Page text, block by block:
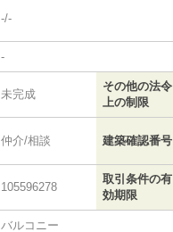
-/-
-
未完成
その他の法令
上の制限
仲介/相談 建築確認番号
105596278
取引条件の有
効期限
バルコニー